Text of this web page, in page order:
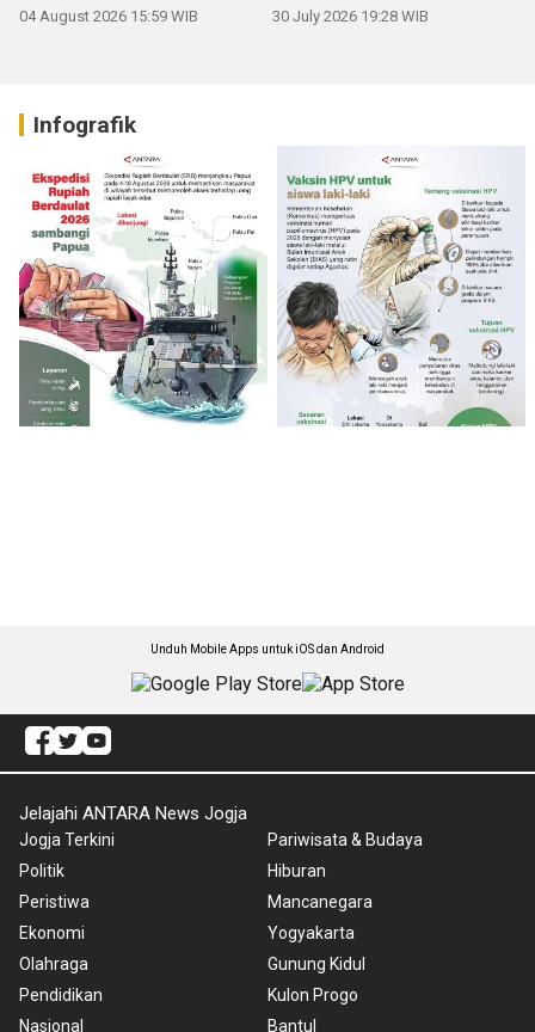
04 August 2026 15:59 WIB 30 July 2026 19:28 WIB
Infografik
Unduh Mobile Apps untuk iOS dan Android
Jelajahi ANTARA News Jogja
Jogja Terkini
Politik
Peristiwa
Ekonomi
Olahraga
Pendidikan
Nasional
Pariwisata & Budaya
Hiburan
Mancanegara
Yogyakarta
Gunung Kidul
Kulon Progo
Bantul